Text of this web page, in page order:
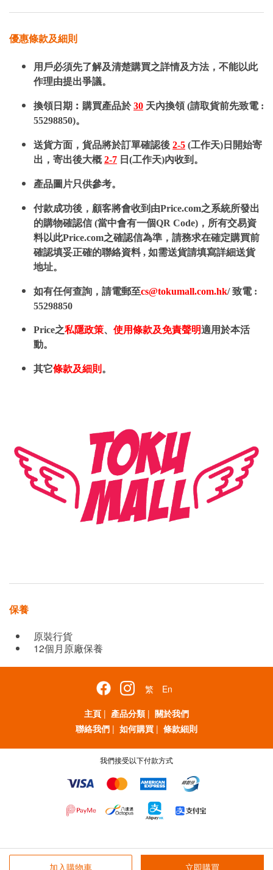
加入購物車 立即購買
優惠條款及細則
用戶必須先了解及清楚購買之詳情及方法，不能以此
作理由提出爭議。
換領日期︰購買產品於30 天內換領 (請取貨前先致電 :
55298850)。
送貨方面，貨品將於訂單確認後 2-5 (工作天)日開始寄
出，寄出後大概2-7 日(工作天)內收到。
產品圖片只供參考。
付款成功後，顧客將會收到由Price.com之系統所發出
的購物確認信 (當中會有一個QR Code)，所有交易資
料以此Price.com之確認信為準，請務求在確定購買前
確認填妥正確的聯絡資料 , 如需送貨請填寫詳細送貨
地址。
如有任何查詢，請電郵至cs@tokumall.com.hk/ 致電 :
55298850
Price之私隱政策、 使用條款及免責聲明適用於本活
動。
其它條款及細則 。
保養
原裝行貨
12個月原廠保養
繁
En
主頁 | 產品分類 | 關於我們
聯絡我們 | 如何購買 | 條款細則
我們接受以下付款方式